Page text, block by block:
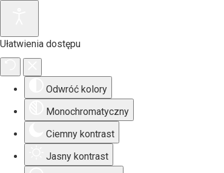
Ułatwienia dostępu
Odwróć kolory
Monochromatyczny
Ciemny kontrast
Jasny kontrast